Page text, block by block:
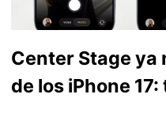
Center Stage ya
de los iPhone